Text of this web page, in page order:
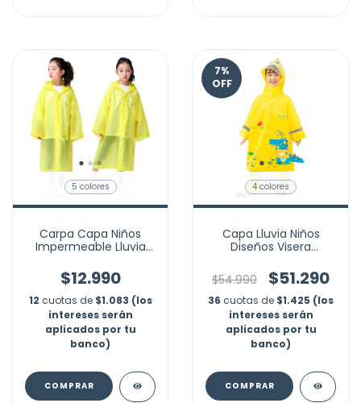
5 colores
Carpa Capa Niños
Impermeable Lluvia
$12.990
12 cuotas de $1.083 (los
intereses serán
aplicados por tu
banco)
COMPRAR
7%
OFF
4 colores
Capa Lluvia Niños
Diseños Visera
Expansor Morral Marca
Nubotta
$54.990 $51.290
36 cuotas de $1.425 (los
intereses serán
aplicados por tu
banco)
COMPRAR